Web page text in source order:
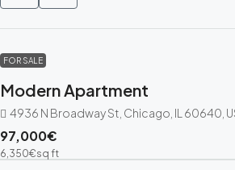
FOR SALE
Modern Apartment
4936 N Broadway St, Chicago, IL 60640,
97,000€
6,350€sq ft